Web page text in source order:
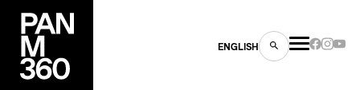
ENGLISH